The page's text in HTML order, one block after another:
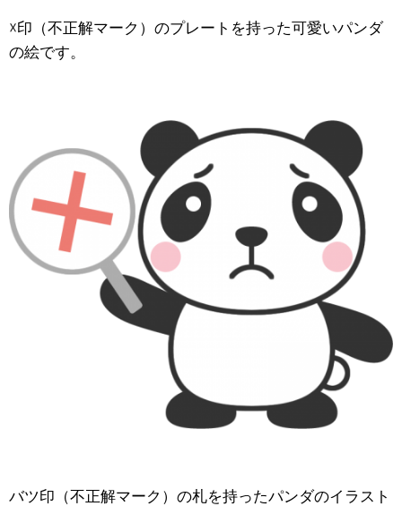
☓印（不正解マーク）のプレートを持った可愛いパンダ
の絵です。
バツ印（不正解マーク）の札を持ったパンダのイラスト